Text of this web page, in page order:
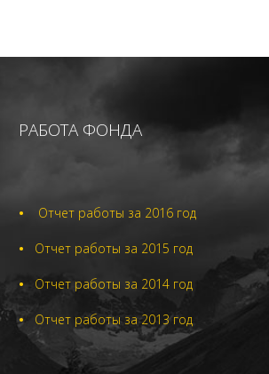
РАБОТА ФОНДА
• Отчет работы за 2016 год
• Отчет работы за 2015 год
• Отчет работы за 2014 год
• Отчет работы за 2013 год